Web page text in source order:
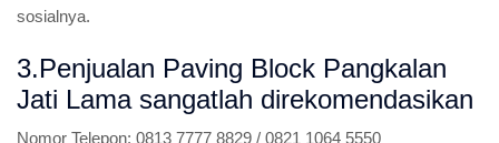
sosialnya.
3.Penjualan Paving Block Pangkalan
Jati Lama sangatlah direkomendasikan
Nomor Telepon: 0813 7777 8829 / 0821 1064 5550